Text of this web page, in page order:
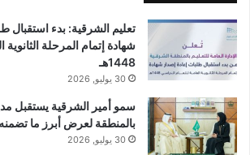
تعليم الشرقية: بدء استقبال
شهادة إتمام المرحلة الثانوية
1448هـ
30 يوليو, 2026
سمو أمير الشرقية يستقبل
بالمنطقة لعرض أبرز ما تضمنه
30 يوليو, 2026